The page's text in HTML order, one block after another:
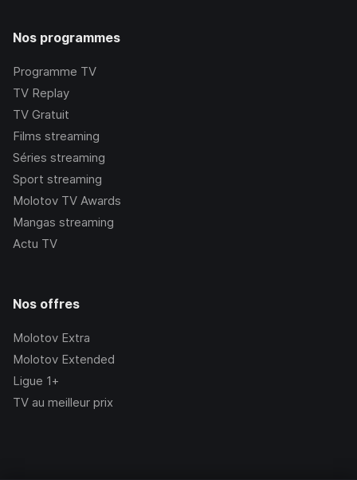
Nos programmes
Programme TV
TV Replay
TV Gratuit
Films streaming
Séries streaming
Sport streaming
Molotov TV Awards
Mangas streaming
Actu TV
Nos offres
Molotov Extra
Molotov Extended
Ligue 1+
TV au meilleur prix